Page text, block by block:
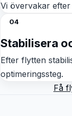
Vi övervakar
04
Stabilisera
Efter flytten
optimeringssteg.
Få